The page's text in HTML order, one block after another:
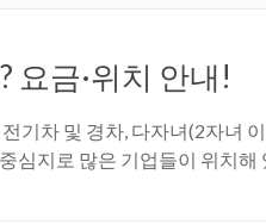
요금·위치 안내!
차 및 경차, 다자녀(2자녀
지로 많은 기업들이 위치해